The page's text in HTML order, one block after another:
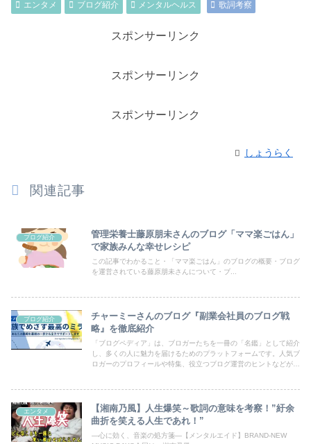
エンタメ ブログ紹介 メンタルヘルス 歌詞考察
スポンサーリンク
スポンサーリンク
スポンサーリンク
しょうらく
関連記事
ブログ紹介
管理栄養士藤原朋未さんのブログ「ママ楽ごはん」
で家族みんな幸せレシピ
この記事でわかること・「ママ楽ごはん」のブログの概要・ブログ
を運営されている藤原朋未さんについて・ブ...
ブログ紹介
チャーミーさんのブログ『副業会社員のブログ戦
略』を徹底紹介
「ブログペディア」は、ブロガーたちを一冊の「名鑑」として紹介
し、多くの人に魅力を届けるためのプラットフォームです。人気ブ
ロガーのプロフィールや特集、役立つブログ運営のヒントなどが満
エンタメ
【湘南乃風】人生爆笑～歌詞の意味を考察！”紆余
曲折を笑える人生であれ！”
―心に効く、音楽の処方箋―【メンタルエイド】BRAND-NEW